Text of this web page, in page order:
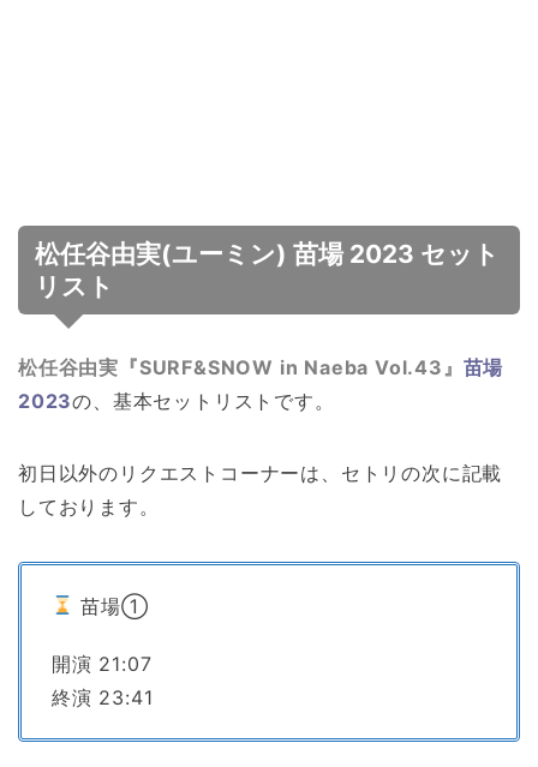
松任谷由実(ユーミン) 苗場 2023 セット
リスト
松任谷由実 『SURF&SNOW in Naeba Vol.43』 苗場
2023の、基本セットリストです。
初日以外のリクエストコーナーは、セトリの次に記載
しております。
苗場①
開演 21:07
終演 23:41